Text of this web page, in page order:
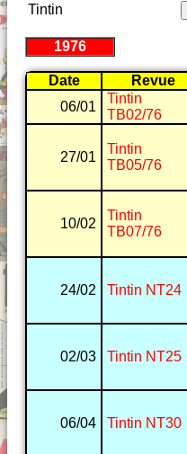
Tintin
1976
Date Revue
06/01
Tintin
TB02/76
27/01
Tintin
TB05/76
10/02
Tintin
TB07/76
24/02 Tintin NT24
02/03 Tintin NT25
06/04 Tintin NT30